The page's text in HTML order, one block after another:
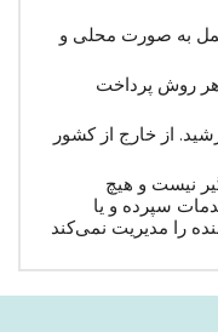
به صورت محلی و
هر روش پرداخت
از خارج از کشور
نیست و هیچ
سپرده و یا
را مدیریت نمی‌کند